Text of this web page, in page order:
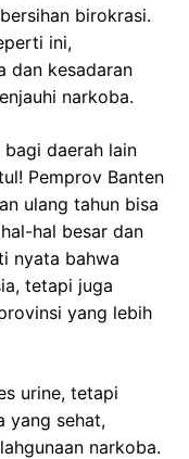
birokrasi.
ini,
dan kesadaran
narkoba.
daerah lain
Pemprov Banten
ulang tahun bisa
hal besar dan
nyata bahwa
tetapi juga
yang lebih
urine, tetapi
yang sehat,
narkoba.